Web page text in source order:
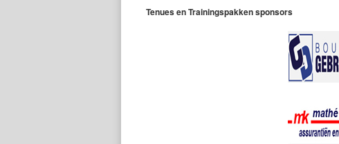
Tenues en Trainingspakken sponsors